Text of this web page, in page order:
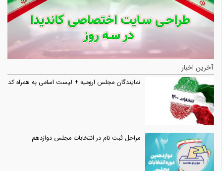
آخرین اخبار
نمایندگان مجلس ارومیه + لیست اسامی به همراه کد
مراحل ثبت نام در انتخابات مجلس دوازدهم